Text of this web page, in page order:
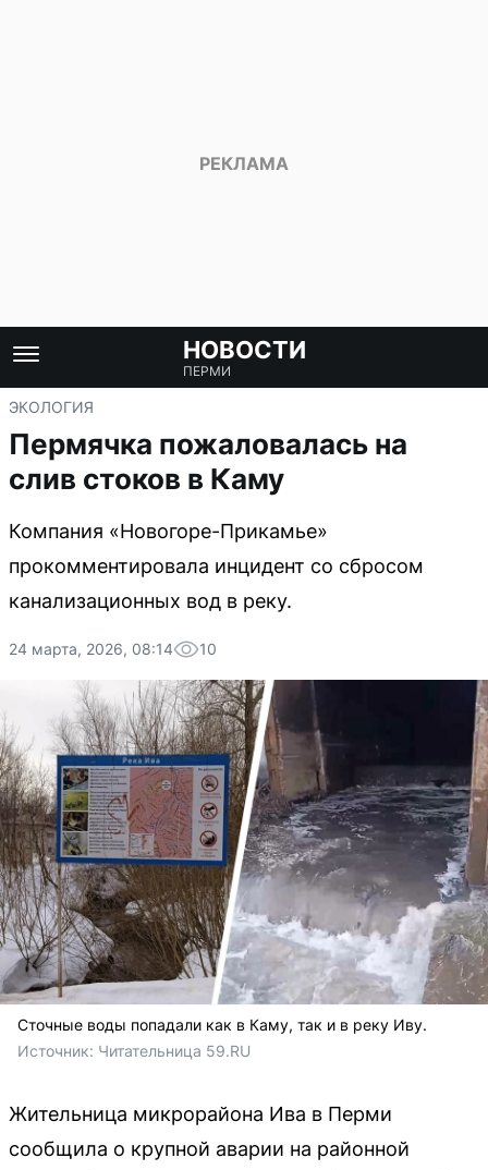
НОВОСТИ
ПЕРМИ
ЭКОЛОГИЯ
Пермячка пожаловалась на
слив стоков в Каму
Компания «Новогоре-Прикамье»
прокомментировала инцидент со сбросом
канализационных вод в реку.
24 марта, 2026, 08:14 10
Сточные воды попадали как в Каму, так и в реку Иву.
Источник: Читательница 59.RU
Жительница микрорайона Ива в Перми
сообщила о крупной аварии на районной